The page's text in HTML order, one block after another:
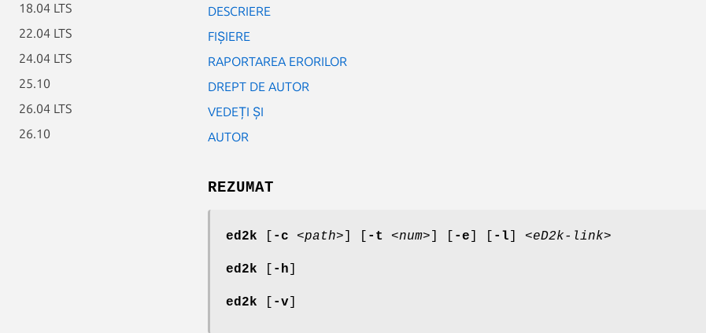
18.04 LTS
22.04 LTS
24.04 LTS
25.10
26.04 LTS
26.10
DESCRIERE
FIȘIERE
RAPORTAREA ERORILOR
DREPT DE AUTOR
VEDEȚI ȘI
AUTOR
REZUMAT
ed2k -c <path> -t <num> -e -l <eD2k-link>
ed2k -h
ed2k -v